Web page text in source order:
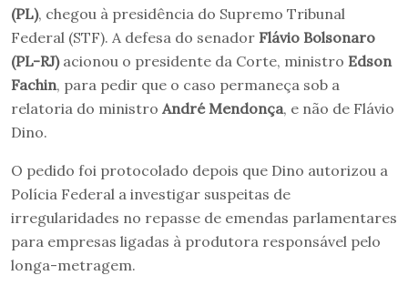
(PL), chegou à presidência do Supremo Tribunal
Federal (STF). A defesa do senador Flávio Bolsonaro
(PL-RJ) acionou o presidente da Corte, ministro Edson
Fachin, para pedir que o caso permaneça sob a
relatoria do ministro André Mendonça, e não de Flávio
Dino.
O pedido foi protocolado depois que Dino autorizou a
Polícia Federal a investigar suspeitas de
irregularidades no repasse de emendas parlamentares
para empresas ligadas à produtora responsável pelo
longa-metragem.